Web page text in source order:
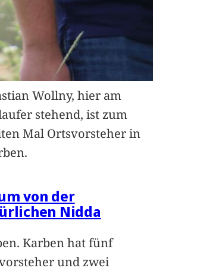
Wollny, hier am
stehend, ist zum
Mal Ortsvorsteher in
von der
Nidda
Karben hat fünf
und zwei